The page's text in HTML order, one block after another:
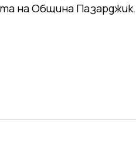
на Община Пазарджик.